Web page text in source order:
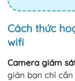
Cách thức
wifi
Camera giám
giản bạn chỉ